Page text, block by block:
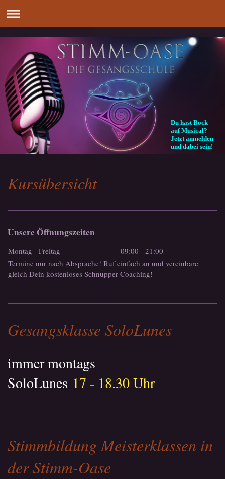
Du hast Bock
auf Musical?
Jetzt anmelden
und dabei sein!
Kursübersicht
Unsere Öffnungszeiten
Montag - Freitag 09:00 - 21:00
Termine nur nach Absprache! Ruf einfach an und vereinbare
gleich Dein kostenloses Schnupper-Coaching!
Gesangsklasse SoloLunes
immer montags
SoloLunes 17 - 18.30 Uhr
Stimmbildung Meisterklassen in
der Stimm-Oase